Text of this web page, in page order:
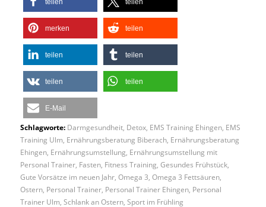
merken teilen
teilen teilen
teilen teilen
E-Mail
Schlagworte: Darmgesundheit, Detox, EMS Training Ehingen, EMS
Training Ulm Ernährungsberatung Biberach, Ernährungsberatung
Ehingen, Ernährungsumstellung Ernährungsumstellung mit
Personal Trainer, Fasten, Fitness Training Gesundes Frühstück,
Gute Vorsätze im neuen Jahr, Omega 3 Omega 3 Fettsäuren,
Ostern, Personal Trainer, Personal Trainer Ehingen, Personal
Trainer Ulm Schlank an Ostern, Sport im Frühling